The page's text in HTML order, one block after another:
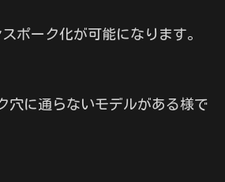
ポーク化が可能になります。
穴に通らないモデルがある様で